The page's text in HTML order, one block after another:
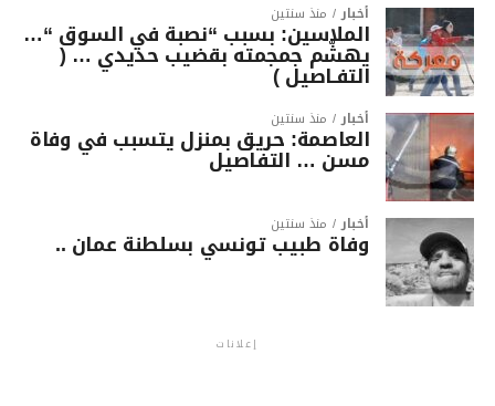
أخبار منذ سنتين
الملاسين: بسبب “نصبة في السوق “…
يهشّم جمجمته بقضيب حديدي … (
التفـاصيل )
أخبار منذ سنتين
العاصمة: حريق بمنزل يتسبب في وفاة
مسن … التفاصيل
أخبار منذ سنتين
وفاة طبيب تونسي بسلطنة عمان ..
إعلانات